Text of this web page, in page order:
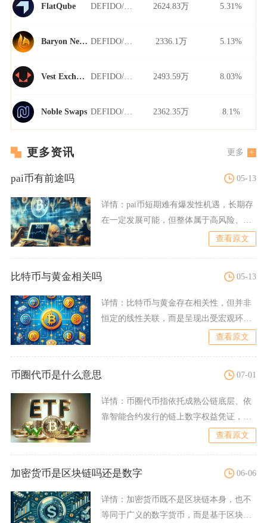
FlatQube 2624.83万 5.31%
Baryon Network 2336.1万 5.13%
Vest Exchange 2493.59万 8.03%
Noble Swaps 2362.35万 8.1%
更多资讯 更多
pai币有前途吗 05-13
详情： pai币短期难有爆发性机遇，长期存
在一定发展可能，但整体属于高风险、低
查看原文
比特币与黄金相关吗 05-13
详情： 比特币与黄金存在相关性，但并非
恒定的线性关联，而是呈现出受宏观环
境、市场情绪与资金流向驱动
查看原文
币圈代币是什么意思 07-01
详情： 币圈代币指依托成熟公链底层、依
靠智能合约发行的链上数字权益凭证，依
查看原文
加密货币是区块链吗还是数字 06-06
详情： 加密货币既不是区块链本身，也不
等同于广义的数字货币，而是基于区块链